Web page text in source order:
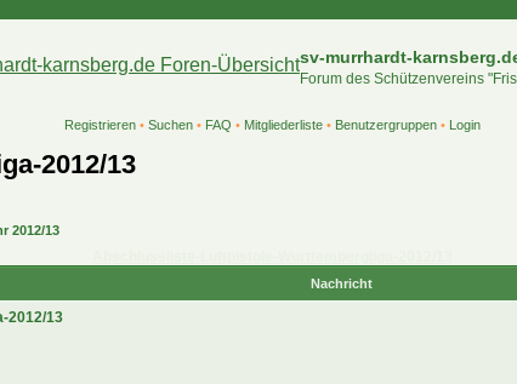
sv-murrhardt-
Forum des Schützenvereins
Registrieren• Suchen• FAQ • Mitgliederliste• Benutzergruppen• Login
2012/13
2012/13
Nachricht
2012/13